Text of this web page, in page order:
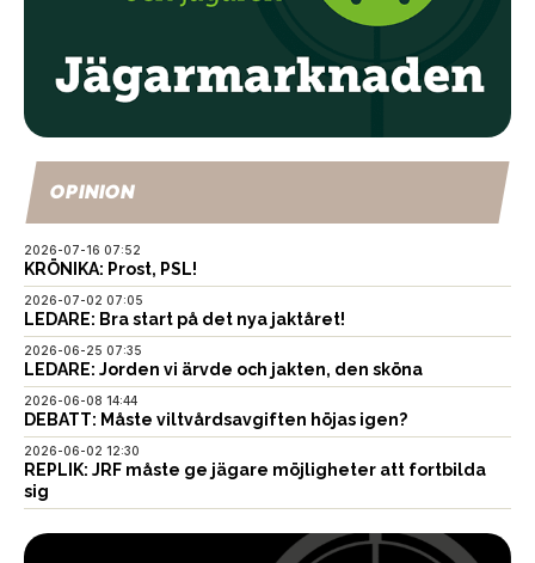
OPINION
2026-07-16 07:52
KRÖNIKA: Prost, PSL!
2026-07-02 07:05
LEDARE: Bra start på det nya jaktåret!
2026-06-25 07:35
LEDARE: Jorden vi ärvde och jakten, den sköna
2026-06-08 14:44
DEBATT: Måste viltvårdsavgiften höjas igen?
2026-06-02 12:30
REPLIK: JRF måste ge jägare möjligheter att fortbilda
sig